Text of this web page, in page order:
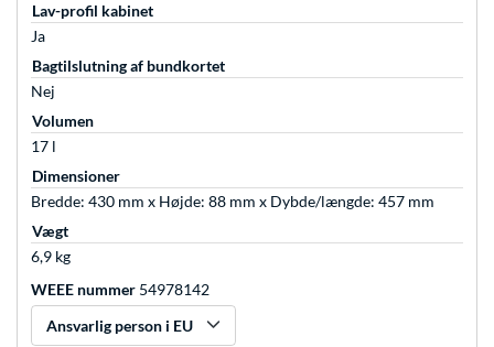
Lav-profil kabinet
Ja
Bagtilslutning af bundkortet
Nej
Volumen
17 l
Dimensioner
Bredde: 430 mm x Højde: 88 mm x Dybde/længde: 457 mm
Vægt
6,9 kg
WEEE nummer 54978142
Ansvarlig person i EU